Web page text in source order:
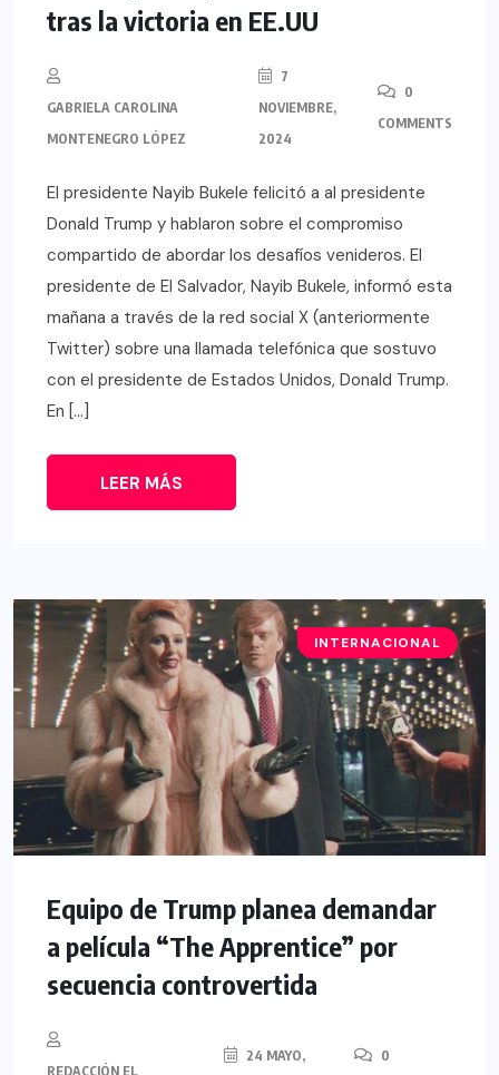
tras la victoria en EE.UU
GABRIELA CAROLINA
MONTENEGRO LÓPEZ
7
NOVIEMBRE,
2024
0
COMMENTS
El presidente Nayib Bukele felicitó a al presidente
Donald Trump y hablaron sobre el compromiso
compartido de abordar los desafíos venideros. El
presidente de El Salvador, Nayib Bukele, informó esta
mañana a través de la red social X (anteriormente
Twitter) sobre una llamada telefónica que sostuvo
con el presidente de Estados Unidos, Donald Trump.
En […]
LEER MÁS
INTERNACIONAL
Equipo de Trump planea demandar
a película “The Apprentice” por
secuencia controvertida
REDACCIÓN EL
24 MAYO, 0